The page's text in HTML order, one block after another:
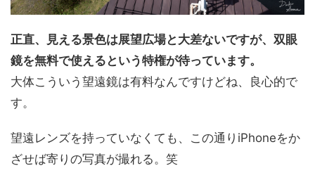
正直、見える景色は展望広場と大差ないですが、双眼
鏡を無料で使えるという特権が待っています。
大体こういう望遠鏡は有料なんですけどね、良心的で
す。
望遠レンズを持っていなくても、この通りiPhoneをか
ざせば寄りの写真が撮れる。笑